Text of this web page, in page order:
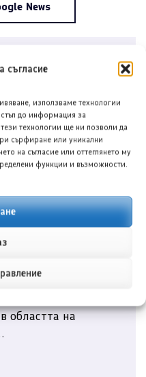
съгласие
използваме технологии
до информация за
технологии ще ни позволи да
сърфиране или уникални
на съгласие или оттеглянето му
функции и възможности.
News
областта на